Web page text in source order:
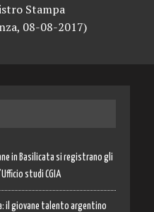
Stampa
08-08-2017)
in Basilicata si registrano gli
studi CGIA
il giovane talento argentino